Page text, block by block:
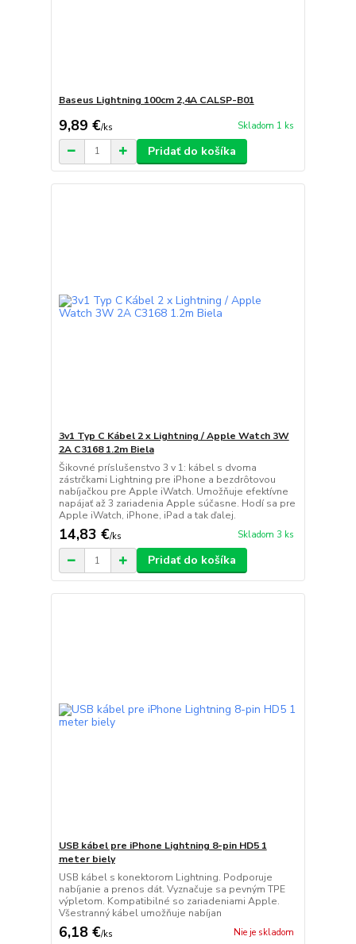
Baseus Lightning 100cm 2,4A CALSP-B01
9,89 €/ks Skladom 1 ks
Pridať do košíka
3v1 Typ C Kábel 2 x Lightning / Apple Watch 3W
2A C3168 1.2m Biela
Šikovné príslušenstvo 3 v 1: kábel s dvoma
zástrčkami Lightning pre iPhone a bezdrôtovou
nabíjačkou pre Apple iWatch. Umožňuje efektívne
napájať až 3 zariadenia Apple súčasne. Hodí sa pre
Apple iWatch, iPhone, iPad a tak ďalej.
14,83 €/ks Skladom 3 ks
Pridať do košíka
USB kábel pre iPhone Lightning 8-pin HD5 1
meter biely
USB kábel s konektorom Lightning. Podporuje
nabíjanie a prenos dát. Vyznačuje sa pevným TPE
výpletom. Kompatibilné so zariadeniami Apple.
Všestranný kábel umožňuje nabíjan
6,18 €/ks Nie je skladom